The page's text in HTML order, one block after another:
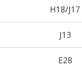
H18/J17
J13
E28